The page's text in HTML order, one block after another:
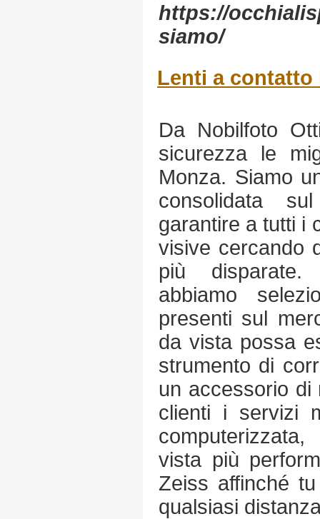
https://
siamo/
Lenti a contatto
Da Nobilfoto
sicurezza le
Monza. Siamo
consolidata
garantire a tutti i
visive cercando
più
abbiamo
presenti sul
da vista possa
strumento di
un accessorio di
clienti i servizi
vista più
Zeiss affinché
qualsiasi